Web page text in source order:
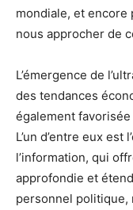
mondiale, et encore
nous approcher de
L’émergence de
des tendances
également
L’un d’entre eux
l’information, qui
approfondie et
personnel politique,